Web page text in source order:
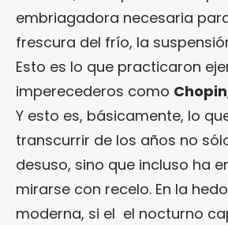
embriagadora necesaria
frescura del frío, la
Esto es lo que practicaron
imperecederos como Chopin
Y esto es, básicamente, lo
transcurrir de los años no
desuso, sino que incluso ha
mirarse con recelo. En la
moderna, si el el nocturno